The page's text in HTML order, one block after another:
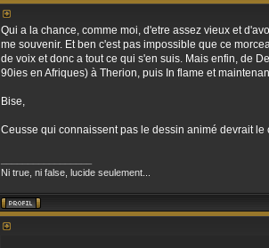
Qui a la chance, comme moi, d'etre assez vieux et
me souvenir. Et ben c'est pas impossible que ce
de voix et donc a tout ce qui s'en suis. Mais enfin, de
90ies en Afriques) à Therion, puis In flame et
Bise,
Ceusse qui connaissent pas le dessin animé devrait le
Ni true, ni false, lucide seulement...